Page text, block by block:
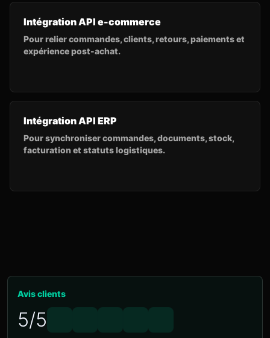
Intégration API e-commerce
Pour relier commandes, clients, retours, paiements et
expérience post-achat.
Intégration API ERP
Pour synchroniser commandes, documents, stock,
facturation et statuts logistiques.
Avis clients
5/5